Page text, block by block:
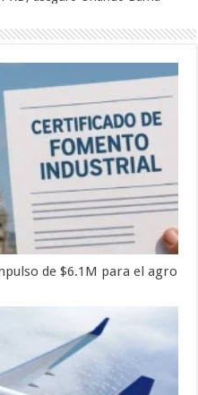
de $6.1M para el agro